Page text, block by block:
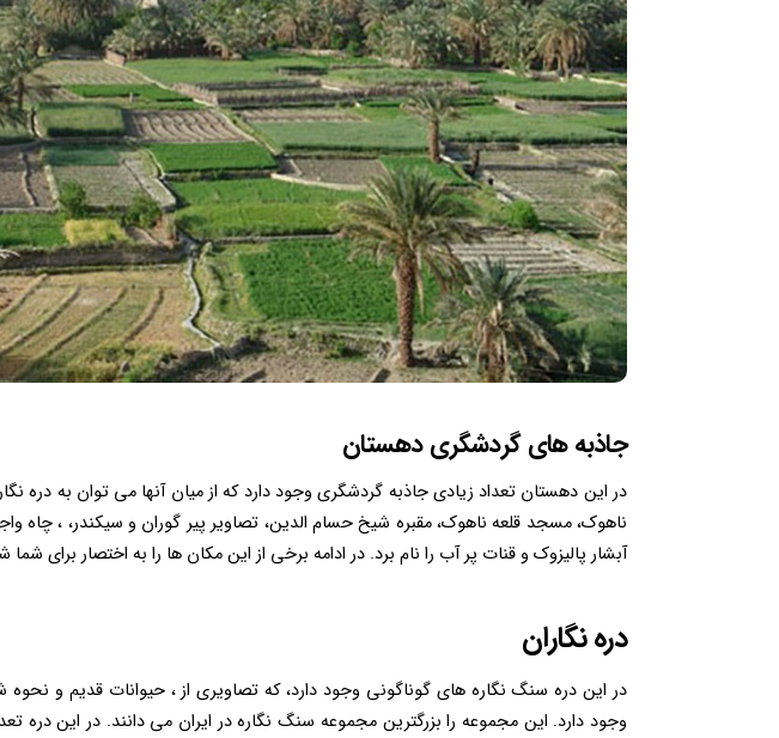
جاذبه های گردشگری دهستان
ناهوک، مسجد قلعه ناهوک، مقبره شیخ حسام الدین، تصاویر پیر گوران و سیکندر، ، چاه
آبشار پالیزوک و قنات پر آب را نام برد. در ادامه برخی از این مکان ها را به اختصار برای
دره نگاران
در این دره سنگ نگاره های گوناگونی وجود دارد، که تصاویری از ، حیوانات قدیم و
وجود دارد. این مجموعه را بزرگترین مجموعه سنگ نگاره در ایران می دانند. در این دره